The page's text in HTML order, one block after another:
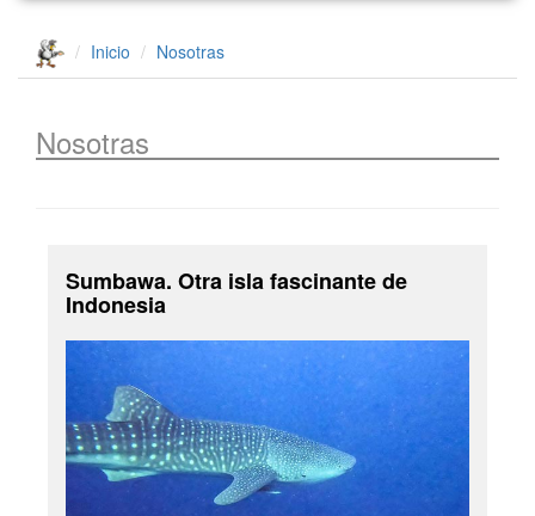
Inicio Nosotras
Nosotras
Sumbawa. Otra isla fascinante de
Indonesia